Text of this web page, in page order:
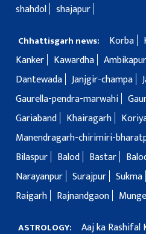
shahdol shajapur
Chhattisgarh news: Korba
Kanker
Kawardha Ambikapur
Dantewada Janjgir-champa
Gaurella-pendra-marwahi
Gariaband
Khairagarh
Manendragarh-chirimiri-
Bilaspur
Balod Bastar
Narayanpur Surajpur Sukma
Raigarh
Rajnandgaon
ASTROLOGY:
Aaj ka Rashifal